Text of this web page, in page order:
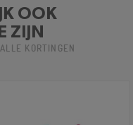
OOK
ZIJN
KORTINGEN